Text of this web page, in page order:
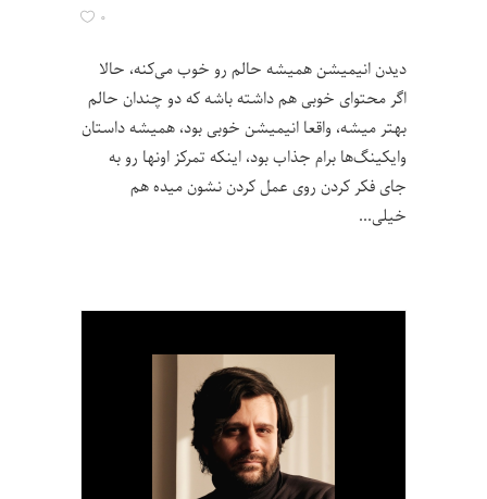
۰
دیدن انیمیشن همیشه حالم رو خوب می‌کنه، حالا
اگر محتوای خوبی هم داشته باشه که دو چندان حالم
بهتر میشه، واقعا انیمیشن خوبی بود، همیشه داستان
وایکینگ‌ها برام جذاب بود، اینکه تمرکز اونها رو به
جای فکر کردن روی عمل کردن نشون میده هم
خیلی